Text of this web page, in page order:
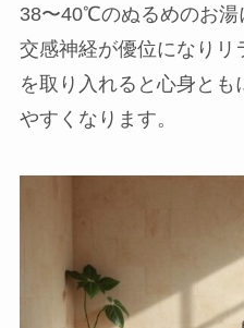
38〜40℃のぬるめのお湯
交感神経が優位になりリ
を取り入れると心身とも
やすくなります。